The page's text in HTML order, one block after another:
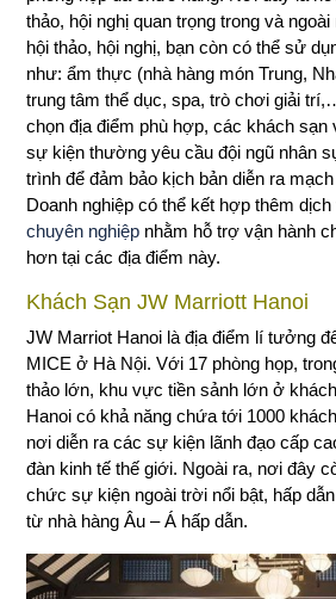
thảo, hội nghị quan trọng trong và
hội thảo, hội nghị, bạn còn có thể sử
như: ẩm thực (nhà hàng món Trung,
trung tâm thể dục, spa, trò chơi giải
chọn địa điểm phù hợp, các khách sạn
sự kiện thường yêu cầu đội ngũ nhân
trình để đảm bảo kịch bản diễn ra
Doanh nghiệp có thể kết hợp thêm dịch
chuyên nghiệp nhằm hỗ trợ vận hành
hơn tại các địa điểm này.
Khách Sạn JW Marriott Hanoi
JW Marriot Hanoi là địa điểm lí tưởng
MICE ở Hà Nội. Với 17 phòng họp,
thảo lớn, khu vực tiền sảnh lớn ở
Hanoi có khả năng chứa tới 1000
nơi diễn ra các sự kiện lãnh đạo cấp
đàn kinh tế thế giới. Ngoài ra, nơi đây
chức sự kiện ngoài trời nổi bật, hấp
từ nhà hàng Âu – Á hấp dẫn.